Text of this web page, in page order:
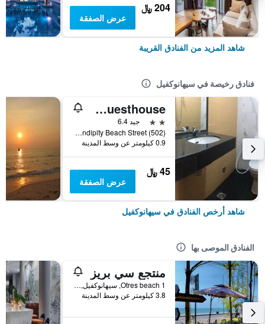
204 ﷼
عرض الصفقة
شاهد المزيد من الفنادق القريبة
فنادق رخيصة في سيهانوكفيل
Invito Guesthouse
2 نجمتين
جيد 6.4
Serendipity Beach Street (502), سيهانوكفيل, كمبوديا
0.9 كيلومتر عن وسط المدينة
45 ﷼
عرض الصفقة
شاهد أرخص الفنادق في سيهانوكفيل
الفنادق الموصى بها
منتجع سي بريز
Otres beach 1, سيهانوكفيل, كمبوديا
3.8 كيلومتر عن وسط المدينة